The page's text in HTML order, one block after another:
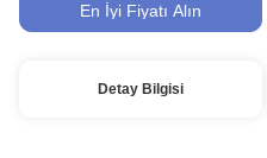
En İyi Fiyatı Alın
Detay Bilgisi